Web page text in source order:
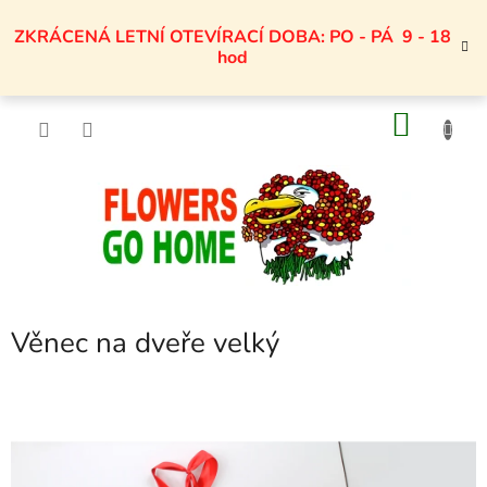
naZKRÁCENÁ LETNÍ OTEVÍRACÍ DOBA: PO - PÁ 9 - 18
hod
Věnec na dveře velký